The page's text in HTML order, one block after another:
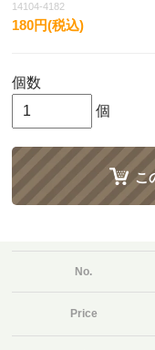
14104-4182
180円(税込)
個数
個
こ
No.
Price